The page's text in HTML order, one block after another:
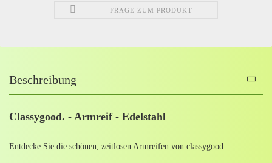
FRAGE ZUM PRODUKT
Beschreibung
Classygood. - Armreif - Edelstahl
Entdecke Sie die schönen, zeitlosen Armreifen von classygood.